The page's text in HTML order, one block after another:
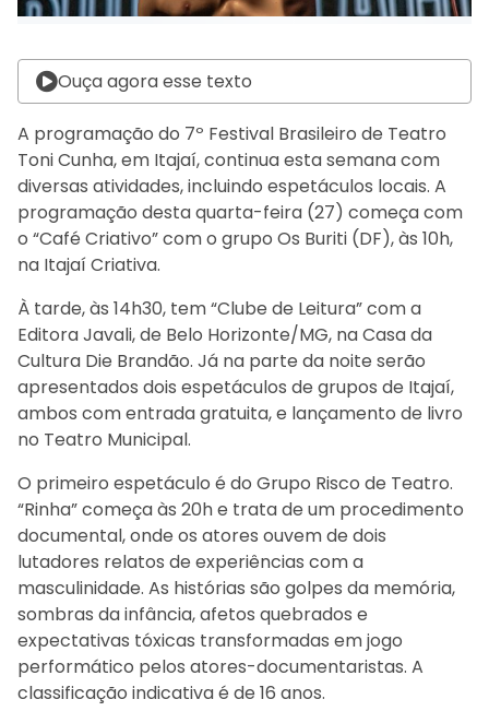
Ouça agora esse texto
A programação do 7º Festival Brasileiro de Teatro
Toni Cunha, em Itajaí, continua esta semana com
diversas atividades, incluindo espetáculos locais. A
programação desta quarta-feira (27) começa com
o “Café Criativo” com o grupo Os Buriti (DF), às 10h,
na Itajaí Criativa.
À tarde, às 14h30, tem “Clube de Leitura” com a
Editora Javali, de Belo Horizonte/MG, na Casa da
Cultura Die Brandão. Já na parte da noite serão
apresentados dois espetáculos de grupos de Itajaí,
ambos com entrada gratuita, e lançamento de livro
no Teatro Municipal.
O primeiro espetáculo é do Grupo Risco de Teatro.
“Rinha” começa às 20h e trata de um procedimento
documental, onde os atores ouvem de dois
lutadores relatos de experiências com a
masculinidade. As histórias são golpes da memória,
sombras da infância, afetos quebrados e
expectativas tóxicas transformadas em jogo
performático pelos atores-documentaristas. A
classificação indicativa é de 16 anos.